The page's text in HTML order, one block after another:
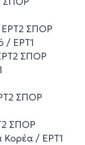
ΣΠΟΡ
/ ΕΡΤ1
ΣΠΟΡ
ΣΠΟΡ
ΣΠΟΡ
Κορέα / ΕΡΤ1